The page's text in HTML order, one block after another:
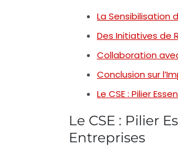
La Sensibilisation
Des Initiatives de
Collaboration
Conclusion sur
Le CSE : Pilier
Le CSE : Pilier
Entreprises